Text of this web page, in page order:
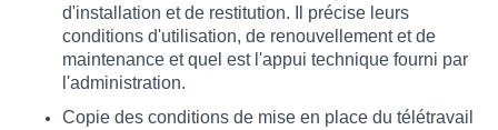
d'installation et de restitution. Il précise leurs
conditions d'utilisation, de renouvellement et de
maintenance et quel est l'appui technique fourni par
l'administration.
Copie des conditions de mise en place du télétravail